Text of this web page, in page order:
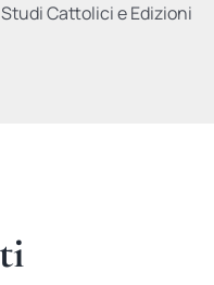
Cattolici e Edizioni